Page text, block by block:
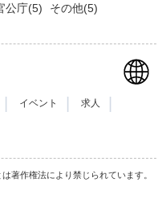
公庁(5) その他(5)
イベント 求人
著作権法により禁じられています。